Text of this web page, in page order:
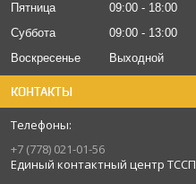
Пятница
09:00
18:00
Суббота
09:00
13:00
Воскресенье
Выходной
КОНТАКТЫ
+7 (778) 021-01-56
Единый контактный центр ТССП